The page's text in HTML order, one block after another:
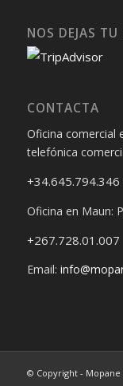
NOS DEJAS
CONTACTA
Oficina comercial
telefónica
Oficina en Maun:
+267.728.01.007
Email:
© Copyright - Mopane